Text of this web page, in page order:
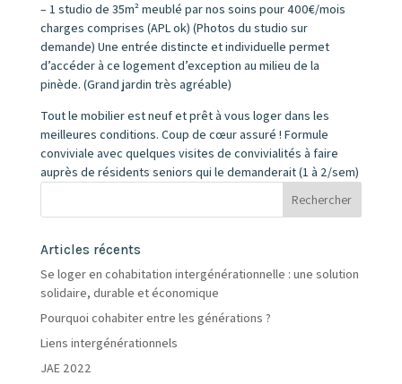
– 1 studio de 35m² meublé par nos soins pour 400€/mois
charges comprises (APL ok) (Photos du studio sur
demande) Une entrée distincte et individuelle permet
d’accéder à ce logement d’exception au milieu de la
pinède. (Grand jardin très agréable)
Tout le mobilier est neuf et prêt à vous loger dans les
meilleures conditions. Coup de cœur assuré ! Formule
conviviale avec quelques visites de convivialités à faire
auprès de résidents seniors qui le demanderait (1 à 2/sem)
Articles récents
Se loger en cohabitation intergénérationnelle : une solution
solidaire, durable et économique
Pourquoi cohabiter entre les générations ?
Liens intergénérationnels
JAE 2022